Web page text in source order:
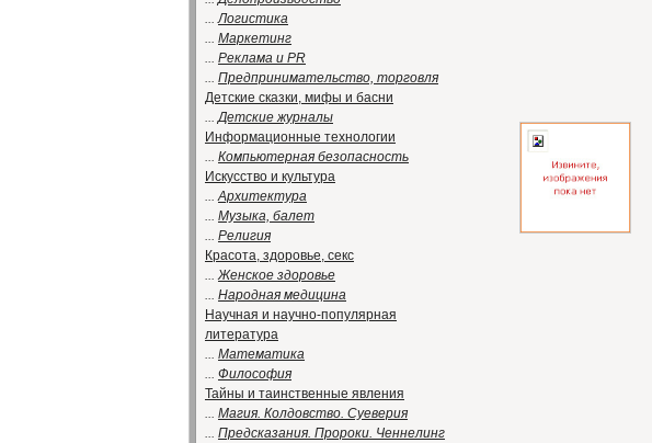
...Логистика
... Маркетинг
... Реклама и PR
... Предпринимательство, торговля
Детские сказки, мифы и басни
...Детские журналы
Информационные технологии
... Компьютерная безопасность
Искусство и культура
...Архитектура
... Музыка, балет
... Религия
Красота, здоровье, секс
...Женское здоровье
... Народная медицина
Научная и научно-популярная
литература
... Математика
... Философия
Тайны и таинственные явления
... Магия. Колдовство. Суеверия
... Предсказания. Пророки. Ченнелинг